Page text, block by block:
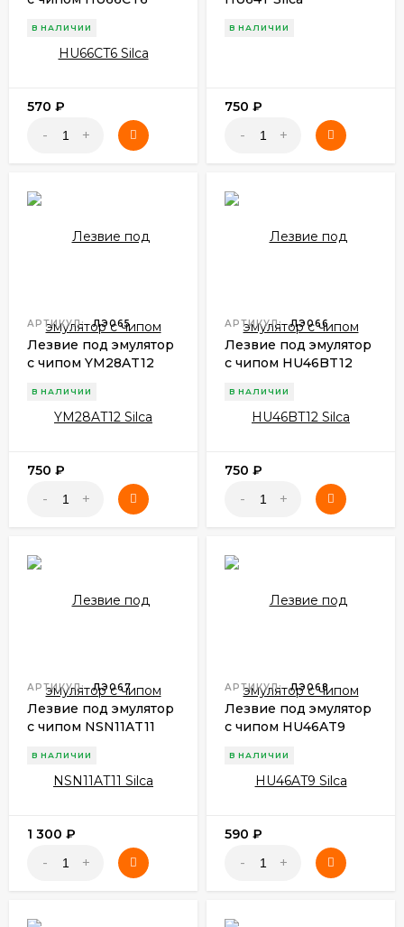
В НАЛИЧИИ
570 ₽
- +
В НАЛИЧИИ
750 ₽
- +
АРТИКУЛ: ЛЭ065
Лезвие под эмулятор
с чипом YM28AT12
В НАЛИЧИИ
750 ₽
- +
АРТИКУЛ: ЛЭ066
Лезвие под эмулятор
с чипом HU46BT12
В НАЛИЧИИ
750 ₽
- +
АРТИКУЛ: ЛЭ067
Лезвие под эмулятор
с чипом NSN11AT11
В НАЛИЧИИ
1 300 ₽
- +
АРТИКУЛ: ЛЭ068
Лезвие под эмулятор
с чипом HU46AT9
В НАЛИЧИИ
590 ₽
- +